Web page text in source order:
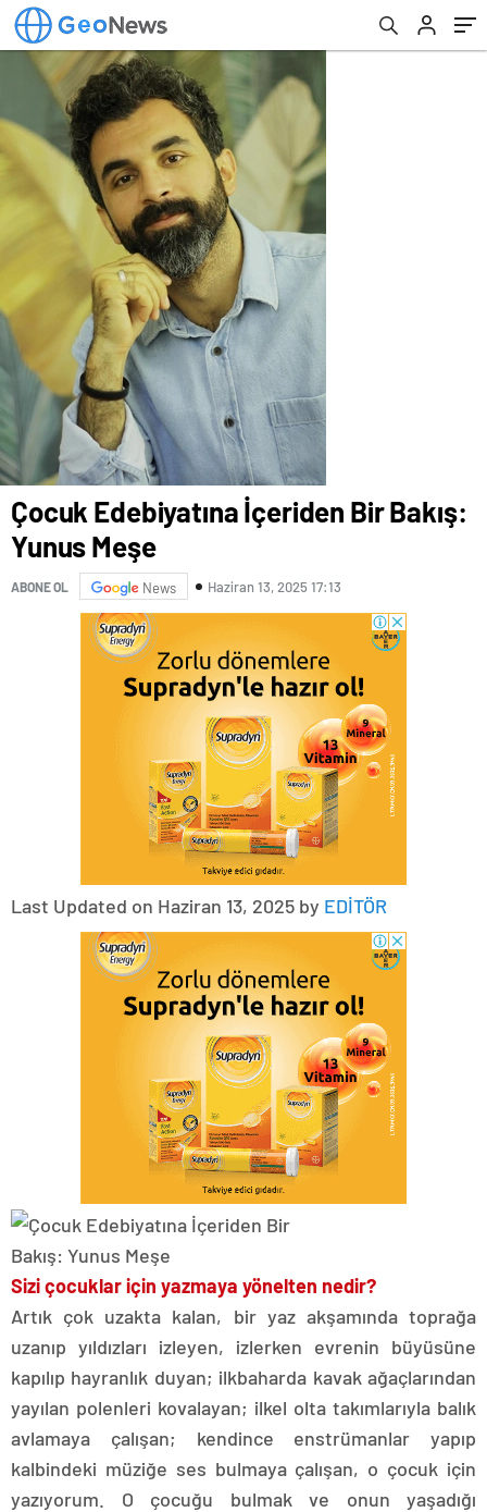
Çocuk Edebiyatına İçeriden Bir Bakış:
Yunus Meşe
ABONE OL News Haziran 13, 2025 17:13
Last Updated on Haziran 13, 2025 by EDİTÖR
Sizi çocuklar için yazmaya yönelten nedir?
Artık çok uzakta kalan, bir yaz akşamında toprağa
uzanıp yıldızları izleyen, izlerken evrenin büyüsüne
kapılıp hayranlık duyan; ilkbaharda kavak ağaçlarından
yayılan polenleri kovalayan; ilkel olta takımlarıyla balık
avlamaya çalışan; kendince enstrümanlar yapıp
kalbindeki müziğe ses bulmaya çalışan, o çocuk için
yazıyorum. O çocuğu bulmak ve onun yaşadığı